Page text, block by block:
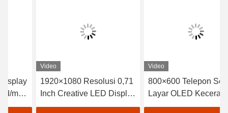
1920×1080 Resolusi 0,71
Inch Creative LED Display
Screen untuk kebutuhan
800×600 Telepon Seluler
Layar OLED Kecerahan
maksimum 3000 Cd/m2